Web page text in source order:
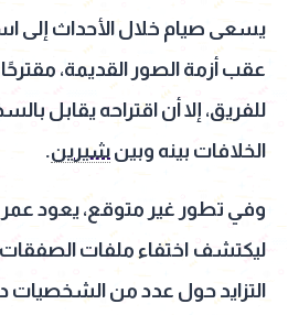
يسعى صيام خلال الأحداث إلى
عقب أزمة الصور القديمة،
للفريق، إلا أن اقتراحه يقابل
الخلافات بينه وبين شيرين.
وفي تطور غير متوقع، يعود عمر
ليكتشف اختفاء ملفات
التزايد حول عدد من الشخصيات